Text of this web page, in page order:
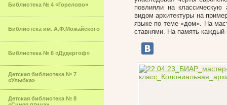
Библиотека № 4 «Горелово»
Библиотека им. А.Ф.Можайского
Библиотека № 6 «Дудергоф»
Детская библиотека № 7
«Улыбка»
Детская библиотека № 8
повлияли на классическую
видом архитектуры на
языке по теме «дом». На
ставнями. На память каждый